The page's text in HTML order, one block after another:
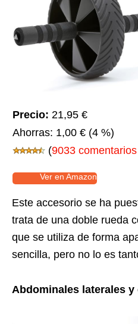
Precio: 21,95 €
Ahorras: 1,00 € (4 %)
(9033
Ver en Amazon
Este accesorio se ha
trata de una doble rueda
que se utiliza de forma
sencilla, pero no lo es
Abdominales laterales